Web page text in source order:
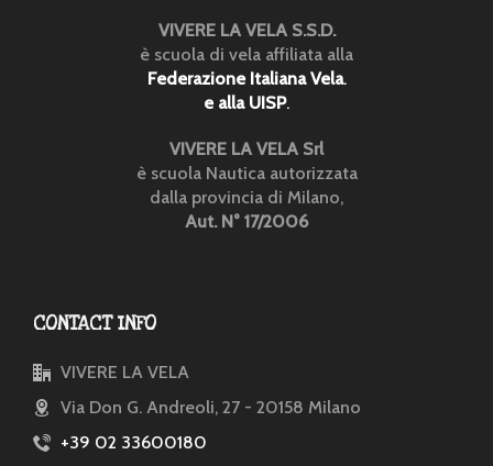
VIVERE LA VELA S.S.D.
è scuola di vela affiliata alla
Federazione Italiana Vela.
e alla UISP.
VIVERE LA VELA Srl
è scuola Nautica autorizzata
dalla provincia di Milano,
Aut. N° 17/2006
CONTACT INFO
VIVERE LA VELA
Via Don G. Andreoli, 27 - 20158 Milano
+39 02 33600180